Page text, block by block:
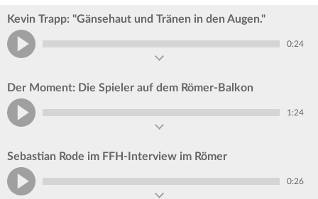
Kevin Trapp: "Gänsehaut und Tränen in den Augen."
0:24
Der Moment: Die Spieler auf dem Römer-Balkon
1:24
Sebastian Rode im FFH-Interview im Römer
0:26